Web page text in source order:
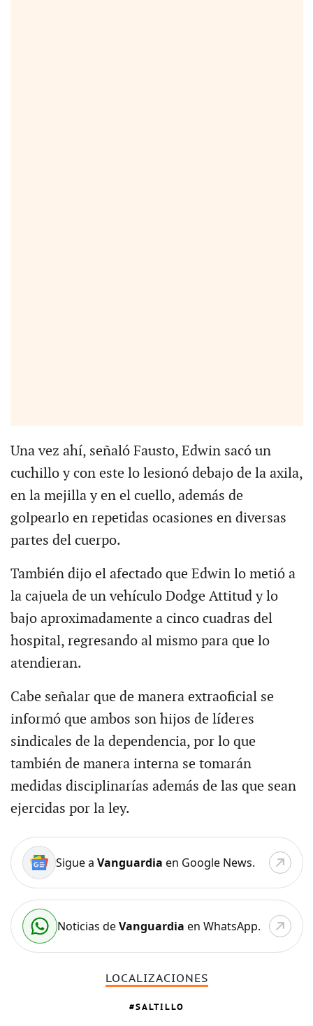
Una vez ahí, señaló Fausto, Edwin sacó un
cuchillo y con este lo lesionó debajo de la axila,
en la mejilla y en el cuello, además de
golpearlo en repetidas ocasiones en diversas
partes del cuerpo.
También dijo el afectado que Edwin lo metió a
la cajuela de un vehículo Dodge Attitud y lo
bajo aproximadamente a cinco cuadras del
hospital, regresando al mismo para que lo
atendieran.
Cabe señalar que de manera extraoficial se
informó que ambos son hijos de líderes
sindicales de la dependencia, por lo que
también de manera interna se tomarán
medidas disciplinarías además de las que sean
ejercidas por la ley.
Sigue a Vanguardia en Google News.
Noticias deVanguardia en WhatsApp.
LOCALIZACIONES
SALTILLO